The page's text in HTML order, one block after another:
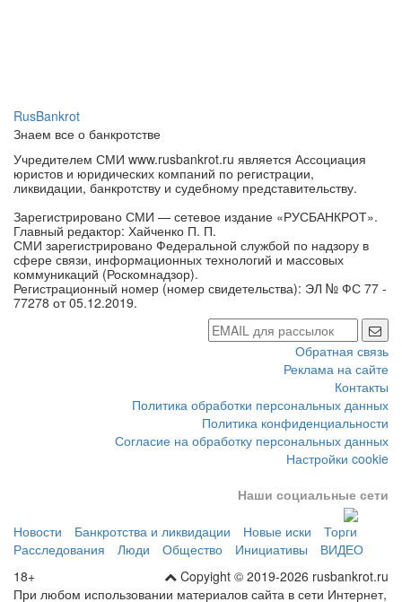
RusBankrot
Знаем все о банкротстве
Учредителем СМИ www.rusbankrot.ru является Ассоциация
юристов и юридических компаний по регистрации,
ликвидации, банкротству и судебному представительству.
Зарегистрировано СМИ — сетевое издание «РУСБАНКРОТ».
Главный редактор: Хайченко П. П.
СМИ зарегистрировано Федеральной службой по надзору в
сфере связи, информационных технологий и массовых
коммуникаций (Роскомнадзор).
Регистрационный номер (номер свидетельства): ЭЛ № ФС 77 -
77278 от 05.12.2019.
Обратная связь
Реклама на сайте
Контакты
Политика обработки персональных данных
Политика конфиденциальности
Согласие на обработку персональных данных
Настройки cookie
Наши социальные сети
Новости Банкротства и ликвидации Новые иски
Торги
Расследования
Люди Общество Инициативы
ВИДЕО
Copyight © 2019-2026 rusbankrot.ru
18+
При любом использовании материалов сайта в сети Интернет,